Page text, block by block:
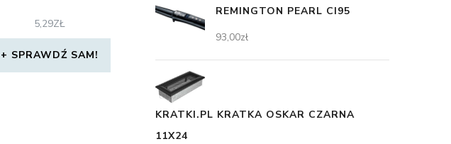
5,29ZŁ
SPRAWDŹ SAM!
REMINGTON PEARL CI95
93,00zł
KRATKI.PL KRATKA OSKAR CZARNA
11X24